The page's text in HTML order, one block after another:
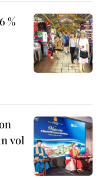
%
vol